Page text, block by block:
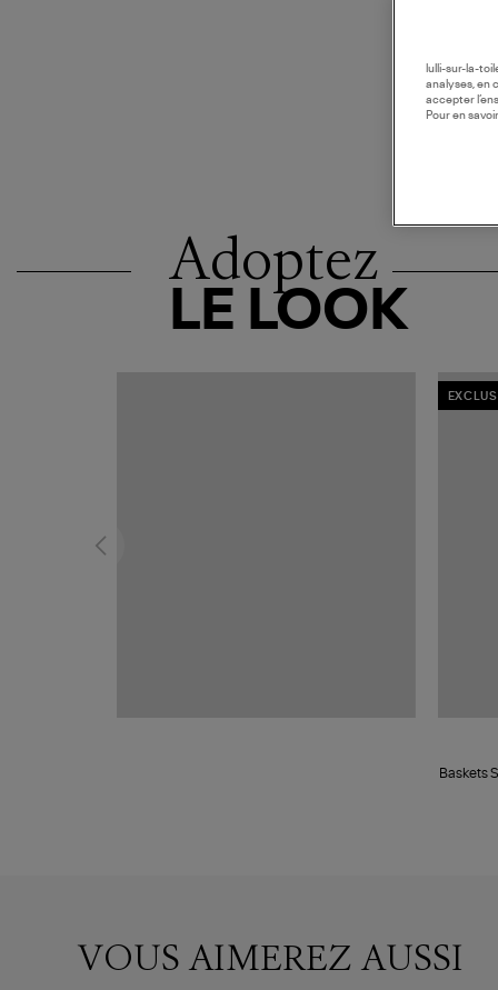
Adoptez
LE LOOK
Baskets
VOUS AIMEREZ AUSSI
lulli-sur-la-
analyses, en
accepter
Pour en